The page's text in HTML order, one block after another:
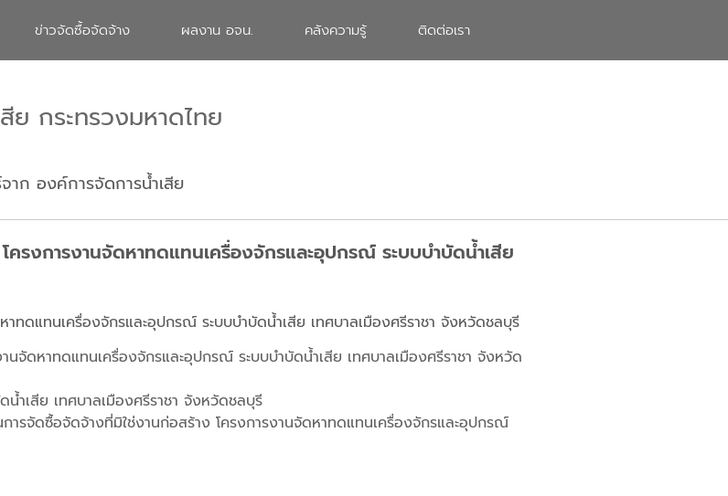
ข่าวจัดซื้อจัดจ้าง ผลงาน อจน. คลังความรู้ ติดต่อเรา
ย กระทรวงมหาดไทย
าก องค์การจัดการน้ำเสีย
ครงการงานจัดหาทดแทนเครื่องจักรและอุปกรณ์ ระบบบำบัดน้ำเสีย
ทดแทนเครื่องจักรและอุปกรณ์ ระบบบำบัดน้ำเสีย เทศบาลเมืองศรีราชา จังหวัดชลบุรี
จัดหาทดแทนเครื่องจักรและอุปกรณ์ ระบบบำบัดน้ำเสีย เทศบาลเมืองศรีราชา จังหวัด
ำเสีย เทศบาลเมืองศรีราชา จังหวัดชลบุรี
ารจัดซื้อจัดจ้างที่มิใช่งานก่อสร้าง โครงการงานจัดหาทดแทนเครื่องจักรและอุปกรณ์